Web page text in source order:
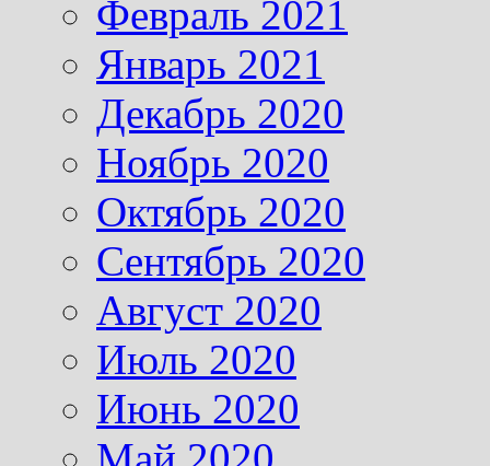
Февраль 2021
Январь 2021
Декабрь 2020
Ноябрь 2020
Октябрь 2020
Сентябрь 2020
Август 2020
Июль 2020
Июнь 2020